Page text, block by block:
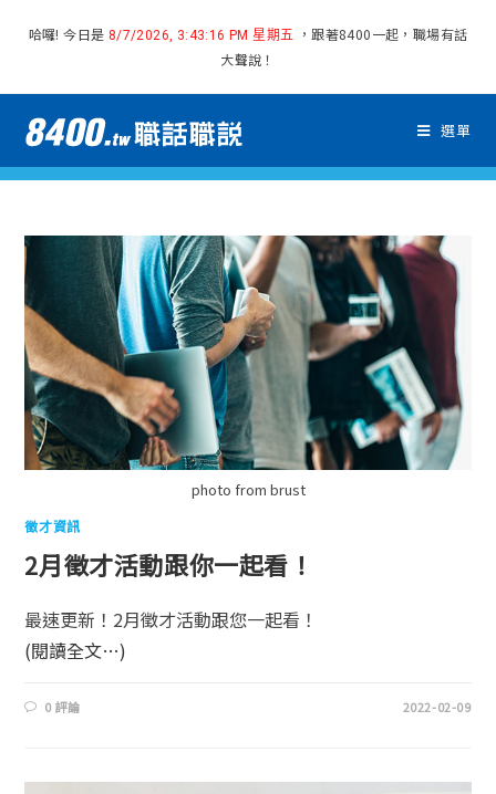
哈囉! 今日是 8/7/2026, 3:43:17 PM 星期五
，跟著8400一起，職場有話
大聲說！
選單
photo from brust
徵才資訊
2月徵才活動跟你一起看！
最速更新！2月徵才活動跟您一起看！
(閱讀全文…)
0 評論 2022-02-09